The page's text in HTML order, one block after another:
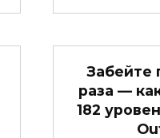
Забейте
раза —
182